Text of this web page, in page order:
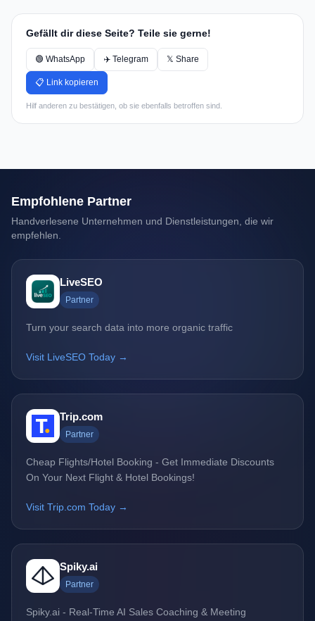
Gefällt dir diese Seite? Teile sie gerne!
🟢 WhatsApp ✈️ Telegram 𝕏 Share
📋 Link kopieren
Hilf anderen zu bestätigen, ob sie ebenfalls betroffen sind.
Empfohlene Partner
Handverlesene Unternehmen und Dienstleistungen, die wir
empfehlen.
LiveSEO
Partner
Turn your search data into more organic traffic
Visit LiveSEO Today →
Trip.com
Partner
Cheap Flights/Hotel Booking - Get Immediate Discounts
On Your Next Flight & Hotel Bookings!
Visit Trip.com Today →
Spiky.ai
Partner
Spiky.ai - Real-Time AI Sales Coaching & Meeting